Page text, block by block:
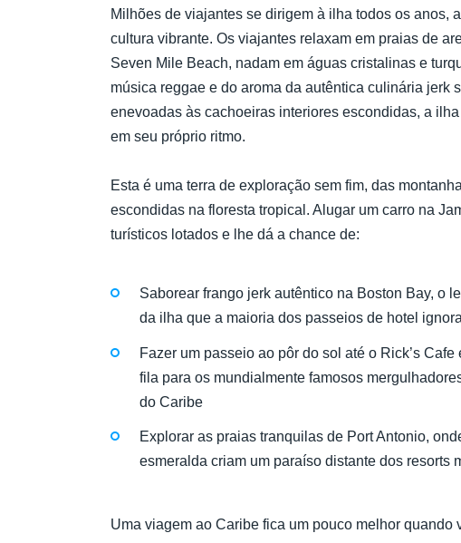
Milhões de viajantes se dirigem à ilha todos os anos,
cultura vibrante. Os viajantes relaxam em praias de
Seven Mile Beach, nadam em águas cristalinas e
música reggae e do aroma da autêntica culinária jerk
enevoadas às cachoeiras interiores escondidas, a
em seu próprio ritmo.
Esta é uma terra de exploração sem fim, das
escondidas na floresta tropical. Alugar um carro na
turísticos lotados e lhe dá a chance de:
Saborear frango jerk autêntico na Boston Bay, o
da ilha que a maioria dos passeios de hotel ignora
Fazer um passeio ao pôr do sol até o Rick’s
fila para os mundialmente famosos
do Caribe
Explorar as praias tranquilas de Port Antonio,
esmeralda criam um paraíso distante dos resorts
Uma viagem ao Caribe fica um pouco melhor